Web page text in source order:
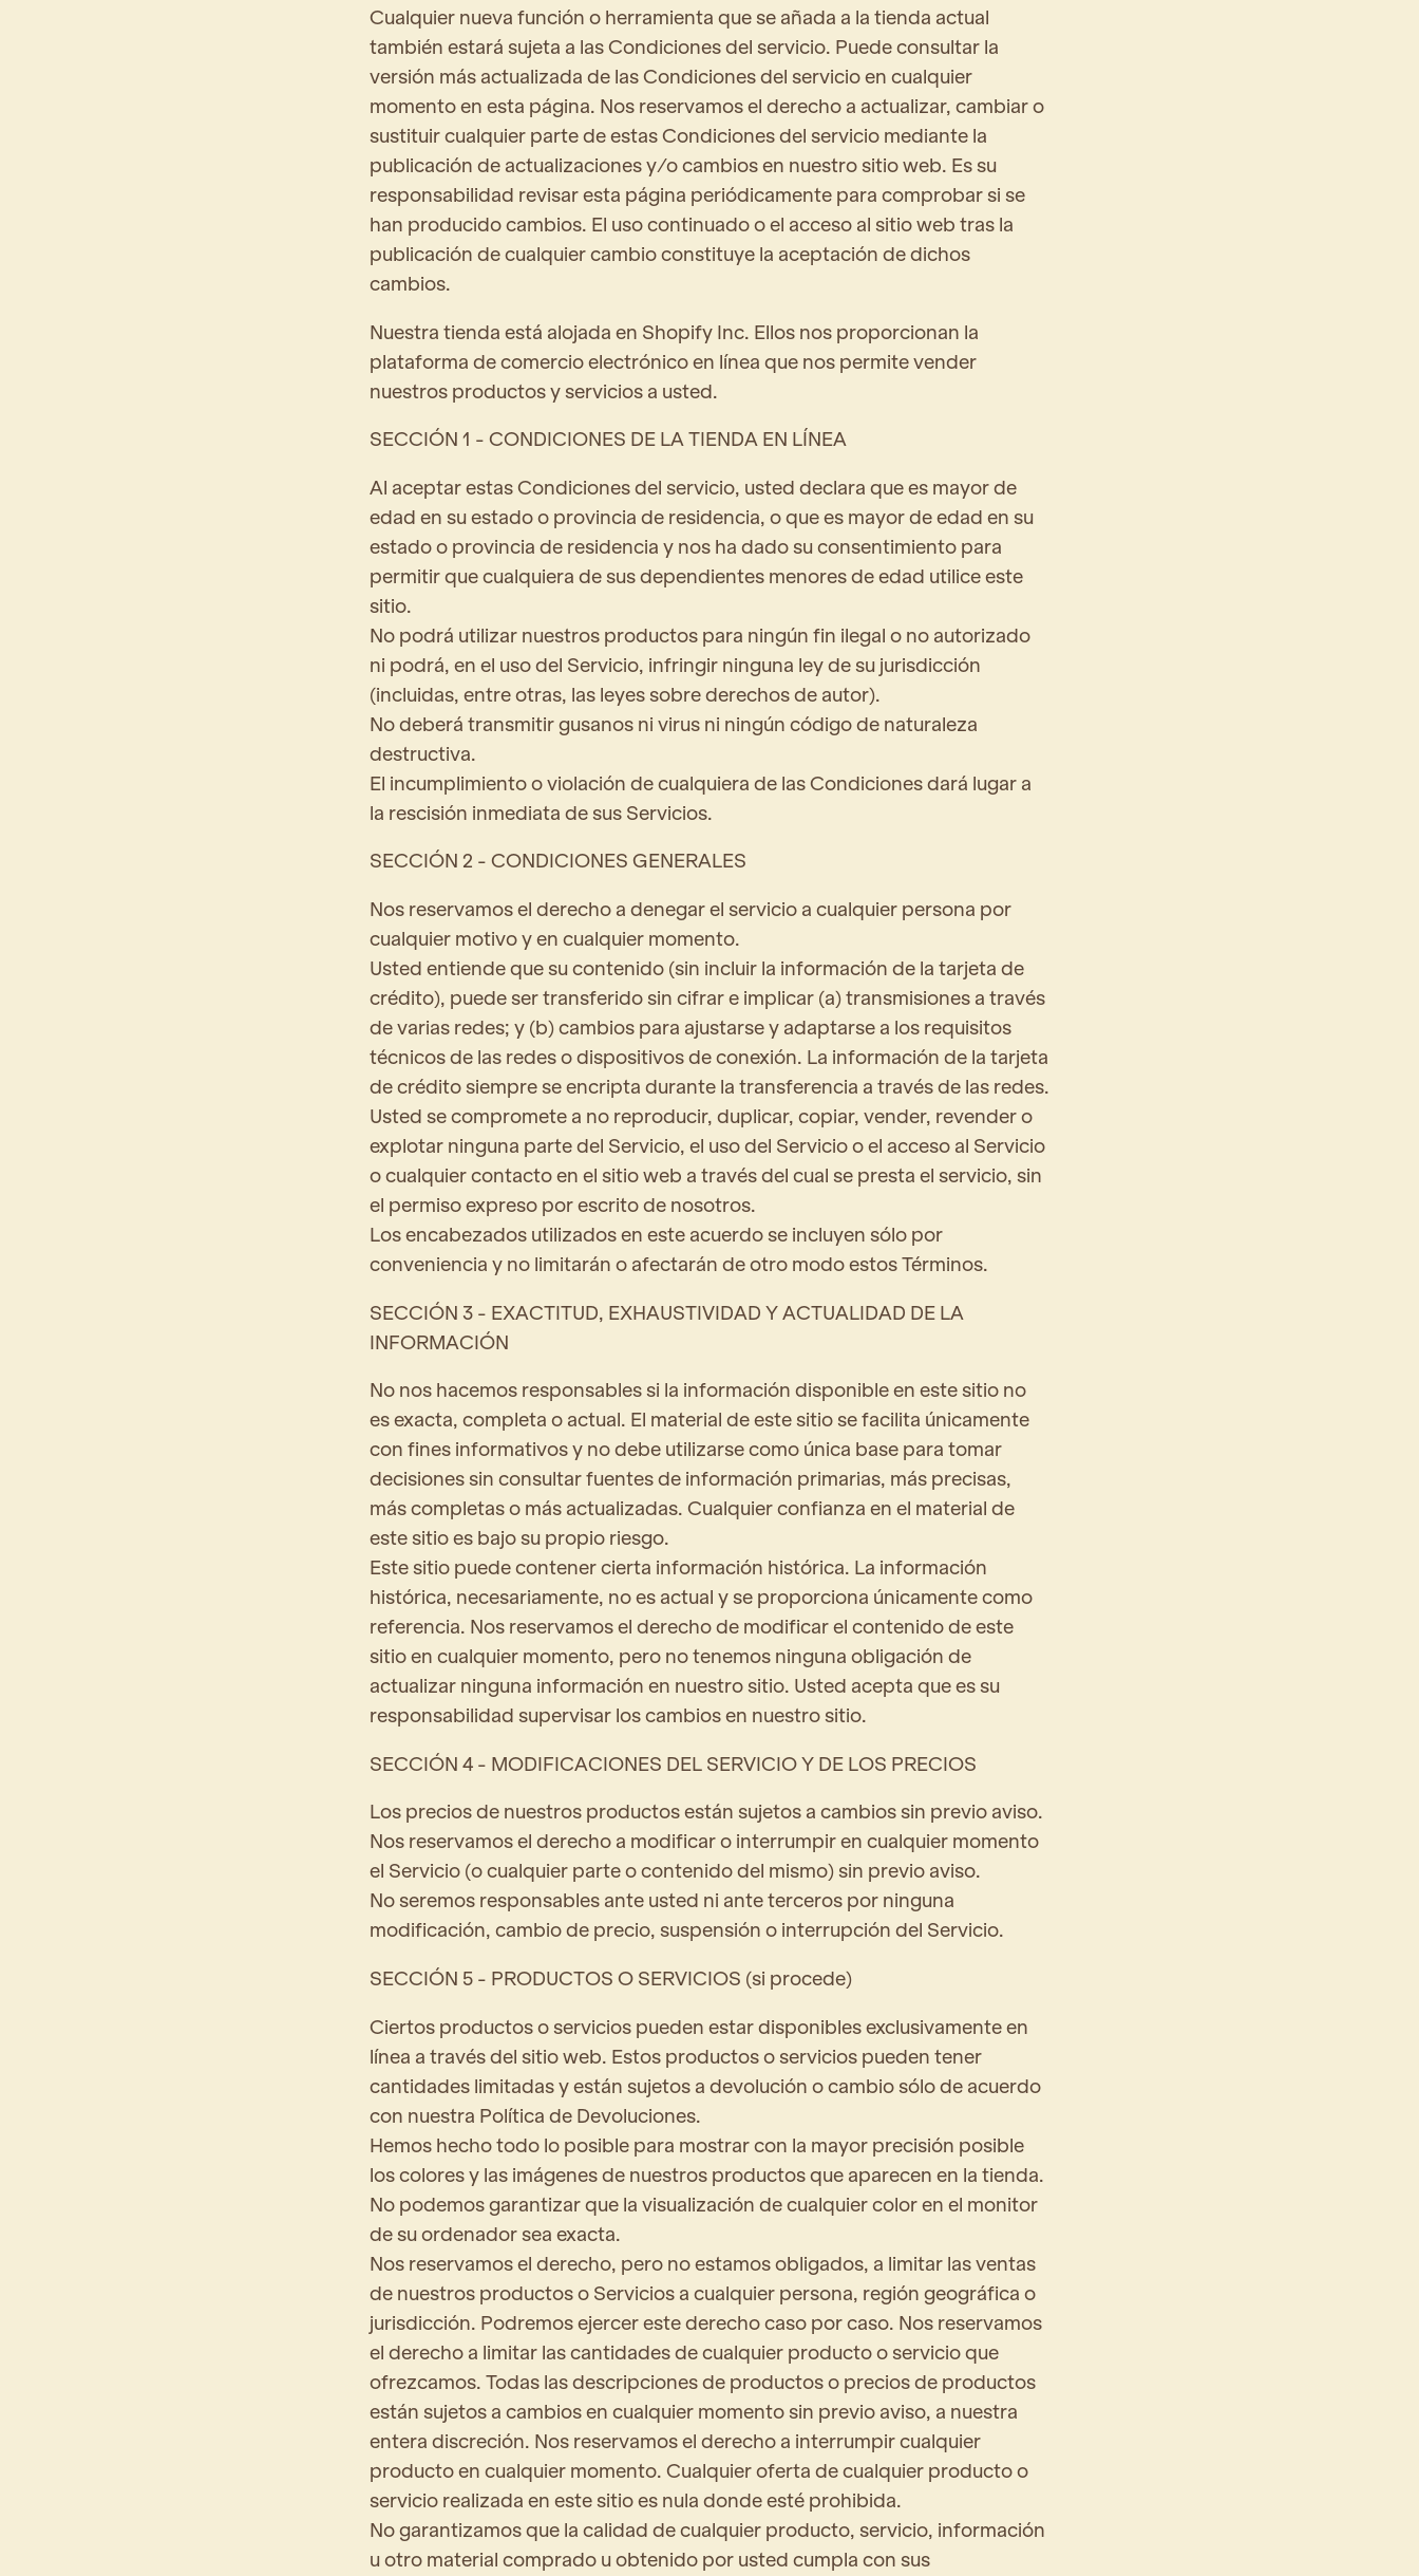
Cualquier nueva función o herramienta que se añada a la tienda actual
también estará sujeta a las Condiciones del servicio. Puede consultar la
versión más actualizada de las Condiciones del servicio en cualquier
momento en esta página. Nos reservamos el derecho a actualizar, cambiar o
sustituir cualquier parte de estas Condiciones del servicio mediante la
publicación de actualizaciones y/o cambios en nuestro sitio web. Es su
responsabilidad revisar esta página periódicamente para comprobar si se
han producido cambios. El uso continuado o el acceso al sitio web tras la
publicación de cualquier cambio constituye la aceptación de dichos
cambios.
Nuestra tienda está alojada en Shopify Inc. Ellos nos proporcionan la
plataforma de comercio electrónico en línea que nos permite vender
nuestros productos y servicios a usted.
SECCIÓN 1 - CONDICIONES DE LA TIENDA EN LÍNEA
Al aceptar estas Condiciones del servicio, usted declara que es mayor de
edad en su estado o provincia de residencia, o que es mayor de edad en su
estado o provincia de residencia y nos ha dado su consentimiento para
permitir que cualquiera de sus dependientes menores de edad utilice este
sitio.
No podrá utilizar nuestros productos para ningún fin ilegal o no autorizado
ni podrá, en el uso del Servicio, infringir ninguna ley de su jurisdicción
(incluidas, entre otras, las leyes sobre derechos de autor).
No deberá transmitir gusanos ni virus ni ningún código de naturaleza
destructiva.
El incumplimiento o violación de cualquiera de las Condiciones dará lugar a
la rescisión inmediata de sus Servicios.
SECCIÓN 2 - CONDICIONES GENERALES
Nos reservamos el derecho a denegar el servicio a cualquier persona por
cualquier motivo y en cualquier momento.
Usted entiende que su contenido (sin incluir la información de la tarjeta de
crédito), puede ser transferido sin cifrar e implicar (a) transmisiones a través
de varias redes; y (b) cambios para ajustarse y adaptarse a los requisitos
técnicos de las redes o dispositivos de conexión. La información de la tarjeta
de crédito siempre se encripta durante la transferencia a través de las redes.
Usted se compromete a no reproducir, duplicar, copiar, vender, revender o
explotar ninguna parte del Servicio, el uso del Servicio o el acceso al Servicio
o cualquier contacto en el sitio web a través del cual se presta el servicio, sin
el permiso expreso por escrito de nosotros.
Los encabezados utilizados en este acuerdo se incluyen sólo por
conveniencia y no limitarán o afectarán de otro modo estos Términos.
SECCIÓN 3 - EXACTITUD, EXHAUSTIVIDAD Y ACTUALIDAD DE LA
INFORMACIÓN
No nos hacemos responsables si la información disponible en este sitio no
es exacta, completa o actual. El material de este sitio se facilita únicamente
con fines informativos y no debe utilizarse como única base para tomar
decisiones sin consultar fuentes de información primarias, más precisas,
más completas o más actualizadas. Cualquier confianza en el material de
este sitio es bajo su propio riesgo.
Este sitio puede contener cierta información histórica. La información
histórica, necesariamente, no es actual y se proporciona únicamente como
referencia. Nos reservamos el derecho de modificar el contenido de este
sitio en cualquier momento, pero no tenemos ninguna obligación de
actualizar ninguna información en nuestro sitio. Usted acepta que es su
responsabilidad supervisar los cambios en nuestro sitio.
SECCIÓN 4 - MODIFICACIONES DEL SERVICIO Y DE LOS PRECIOS
Los precios de nuestros productos están sujetos a cambios sin previo aviso.
Nos reservamos el derecho a modificar o interrumpir en cualquier momento
el Servicio (o cualquier parte o contenido del mismo) sin previo aviso.
No seremos responsables ante usted ni ante terceros por ninguna
modificación, cambio de precio, suspensión o interrupción del Servicio.
SECCIÓN 5 - PRODUCTOS O SERVICIOS (si procede)
Ciertos productos o servicios pueden estar disponibles exclusivamente en
línea a través del sitio web. Estos productos o servicios pueden tener
cantidades limitadas y están sujetos a devolución o cambio sólo de acuerdo
con nuestra Política de Devoluciones.
Hemos hecho todo lo posible para mostrar con la mayor precisión posible
los colores y las imágenes de nuestros productos que aparecen en la tienda.
No podemos garantizar que la visualización de cualquier color en el monitor
de su ordenador sea exacta.
Nos reservamos el derecho, pero no estamos obligados, a limitar las ventas
de nuestros productos o Servicios a cualquier persona, región geográfica o
jurisdicción. Podremos ejercer este derecho caso por caso. Nos reservamos
el derecho a limitar las cantidades de cualquier producto o servicio que
ofrezcamos. Todas las descripciones de productos o precios de productos
están sujetos a cambios en cualquier momento sin previo aviso, a nuestra
entera discreción. Nos reservamos el derecho a interrumpir cualquier
producto en cualquier momento. Cualquier oferta de cualquier producto o
servicio realizada en este sitio es nula donde esté prohibida.
No garantizamos que la calidad de cualquier producto, servicio, información
u otro material comprado u obtenido por usted cumpla con sus